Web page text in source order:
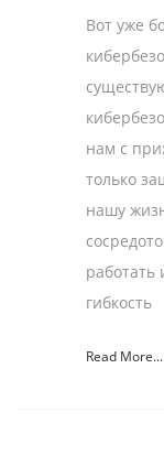
Вот уже
нам с
только
нашу
работать
гибкость
Read More...